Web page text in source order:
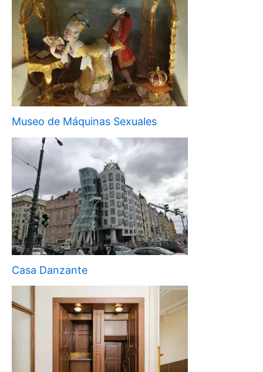
Museo de Máquinas Sexuales
Casa Danzante